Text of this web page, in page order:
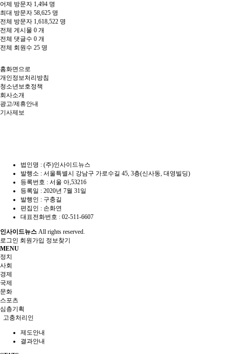
어제 방문자 1,494 명
최대 방문자 58,625 명
전체 방문자 1,618,522 명
전체 게시물 0 개
전체 댓글수 0 개
전체 회원수 25 명
홈화면으로
개인정보처리방침
청소년보호정책
회사소개
광고/제휴안내
기사제보
법인명 : (주)인사이드뉴스
발행소 : 서울특별시 강남구 가로수길 45, 3층(신사동, 대영빌딩)
등록번호 : 서울 아,53216
등록일 : 2020년 7월 31일
발행인 : 구충길
편집인 : 손화연
대표전화번호 : 02-511-6607
인사이드뉴스 All rights reserved.
로그인 회원가입 정보찾기
MENU
정치
사회
경제
국제
문화
스포츠
심층기획
고충처리인
제도안내
결과안내